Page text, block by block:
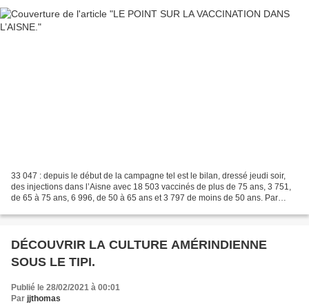
33 047 : depuis le début de la campagne tel est le bilan, dressé jeudi soir,
des injections dans l’Aisne avec 18 503 vaccinés de plus de 75 ans, 3 751,
de 65 à 75 ans, 6 996, de 50 à 65 ans et 3 797 de moins de 50 ans. Par
DÉCOUVRIR LA CULTURE AMÉRINDIENNE
SOUS LE TIPI.
Publié le 28/02/2021 à 00:01
Par jjthomas